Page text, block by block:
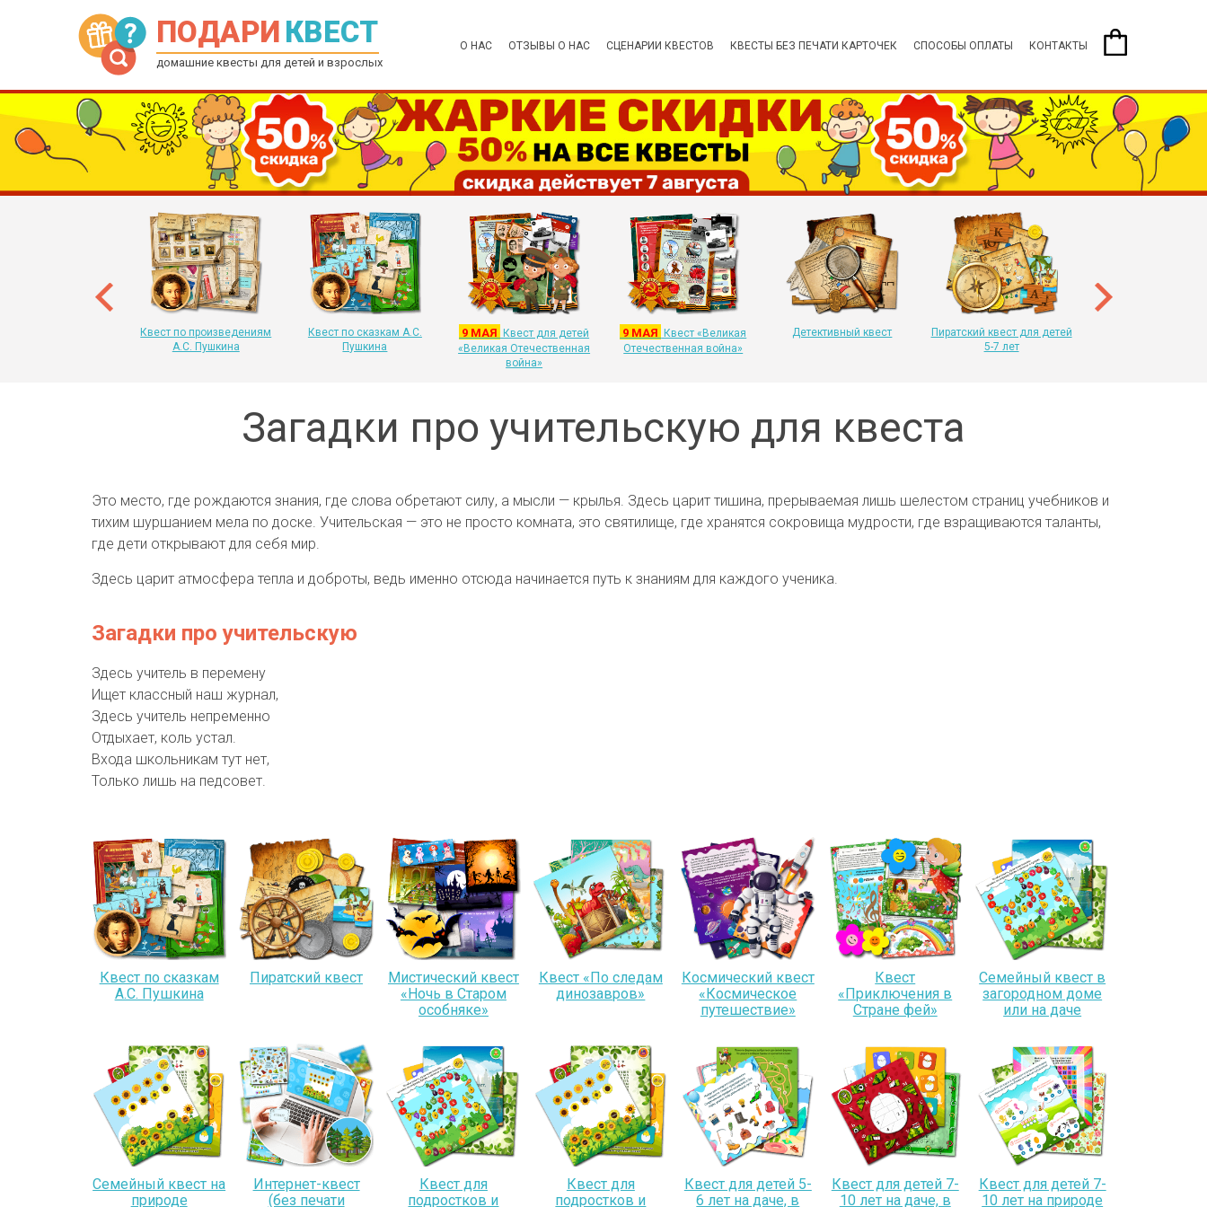
ПОДАРИ КВЕСТ
домашние квесты для детей и взрослых
О НАС ОТЗЫВЫ О НАС СЦЕНАРИИ КВЕСТОВ КВЕСТЫ БЕЗ ПЕЧАТИ КАРТОЧЕК СПОСОБЫ ОПЛАТЫ КОНТАКТЫ
Квест по произведениям
А.С. Пушкина
Квест по сказкам А.С.
Пушкина
9 МАЯ
Квест для детей
«Великая Отечественная
война»
9 МАЯ
Квест «Великая
Отечественная война»
Детективный квест
Пиратский квест для детей
5-7 лет
Загадки про учительскую для квеста
Это место, где рождаются знания, где слова обретают силу, а мысли — крылья. Здесь царит тишина, прерываемая лишь шелестом страниц учебников и
тихим шуршанием мела по доске. Учительская — это не просто комната, это святилище, где хранятся сокровища мудрости, где взращиваются таланты,
где дети открывают для себя мир.
Здесь царит атмосфера тепла и доброты, ведь именно отсюда начинается путь к знаниям для каждого ученика.
Загадки про учительскую
Здесь учитель в перемену
Ищет классный наш журнал,
Здесь учитель непременно
Отдыхает, коль устал.
Входа школьникам тут нет,
Только лишь на педсовет.
Квест по сказкам
А.С. Пушкина
Пиратский квест
Мистический квест
«Ночь в Старом
особняке»
Квест «По следам
динозавров»
Космический квест
«Космическое
путешествие»
Квест
«Приключения в
Стране фей»
Семейный квест в
загородном доме
или на даче
Семейный квест на
природе
Интернет-квест
(без печати
Квест для
подростков и
Квест для
подростков и
Квест для детей 5-
6 лет на даче, в
Квест для детей 7-
10 лет на даче, в
Квест для детей 7-
10 лет на природе